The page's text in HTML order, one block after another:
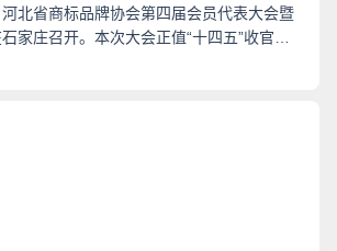
北省商标品牌协会第四届会员代表大会暨
家庄召开。本次大会正值“十四五”收官、
节点，与会代表围绕商标品牌战略实施与